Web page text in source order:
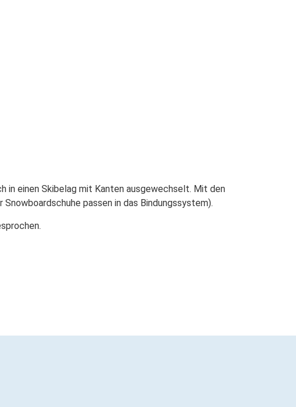
in einen Skibelag mit Kanten ausgewechselt. Mit den
passen in das Bindungssystem).